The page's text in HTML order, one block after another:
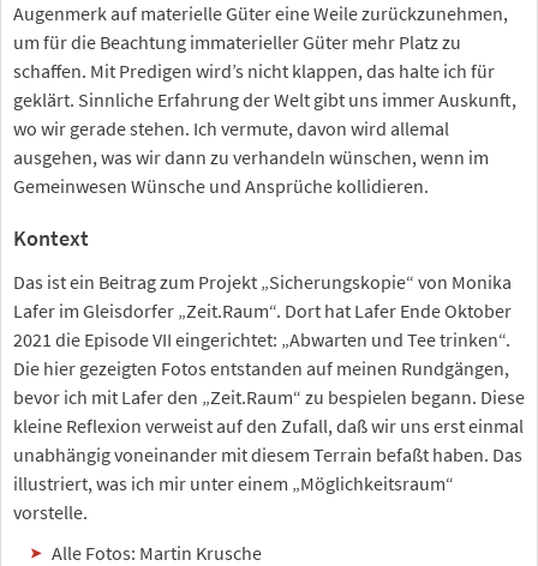
Augenmerk auf materielle Güter eine Weile zurückzunehmen,
um für die Beachtung immaterieller Güter mehr Platz zu
schaffen. Mit Predigen wird’s nicht klappen, das halte ich für
geklärt. Sinnliche Erfahrung der Welt gibt uns immer Auskunft,
wo wir gerade stehen. Ich vermute, davon wird allemal
ausgehen, was wir dann zu verhandeln wünschen, wenn im
Gemeinwesen Wünsche und Ansprüche kollidieren.
Kontext
Das ist ein Beitrag zum Projekt „Sicherungskopie“ von Monika
Lafer im Gleisdorfer „Zeit.Raum“. Dort hat Lafer Ende Oktober
2021 die Episode VII eingerichtet: „Abwarten und Tee trinken“.
Die hier gezeigten Fotos entstanden auf meinen Rundgängen,
bevor ich mit Lafer den „Zeit.Raum“ zu bespielen begann. Diese
kleine Reflexion verweist auf den Zufall, daß wir uns erst einmal
unabhängig voneinander mit diesem Terrain befaßt haben. Das
illustriert, was ich mir unter einem „Möglichkeitsraum“
vorstelle.
Alle Fotos: Martin Krusche